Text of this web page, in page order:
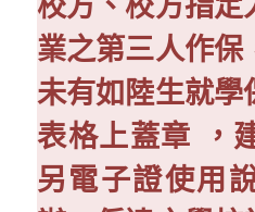
業之第三人作
未有如陸生就學
表格上蓋章 ，
另電子證使用